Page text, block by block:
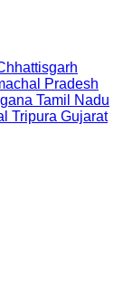
Pradesh
Tamil Nadu
Tripura Gujarat